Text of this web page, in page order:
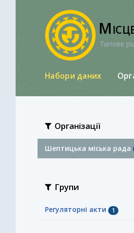
Типове
Набори даних
Організації
Шептицька міська рада
Групи
Регуляторні акти 1